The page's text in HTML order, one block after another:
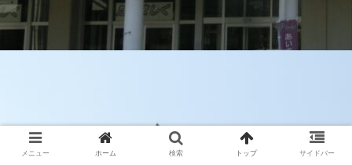
メニュー ホーム 検索 トップ サイドバー